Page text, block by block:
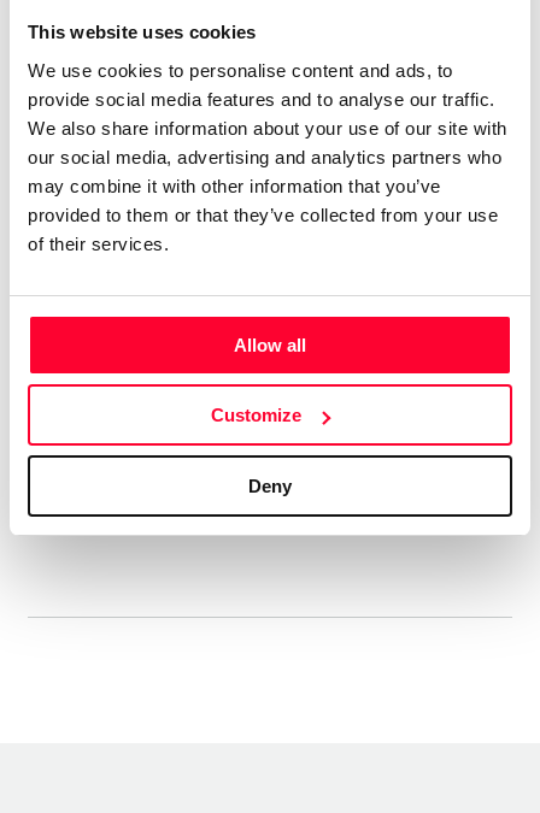
This website uses cookies
We use cookies to personalise content and ads, to
provide social media features and to analyse our traffic.
We also share information about your use of our site with
our social media, advertising and analytics partners who
may combine it with other information that you’ve
provided to them or that they’ve collected from your use
of their services.
Allow all
Customize
Deny
pensarlo.
No tengo formación académica.
Ah, que se me olvidaba explicar a mis lectores, y a mis
seguidores, y a mis amigos y enemigos, por qué "Telas de
araña con bastón, canario y abanico"; y ello es por algo tan
sencillo como el hecho de que la vida, todas las vidas, son
exactamente una tela de araña, entretejiéndose, las unas
He de confesar también que el título no se me ocurrió a mí;
no. El título es el de un cuadro, grande, al óleo, que vi hace
el que, aunque me dejé los ojos escrutándolo, no logré
encontrar ni el bastón ni el canario ni el abanico y que,
además y desafortunadamente, no recuerdo el nombre del
autor.